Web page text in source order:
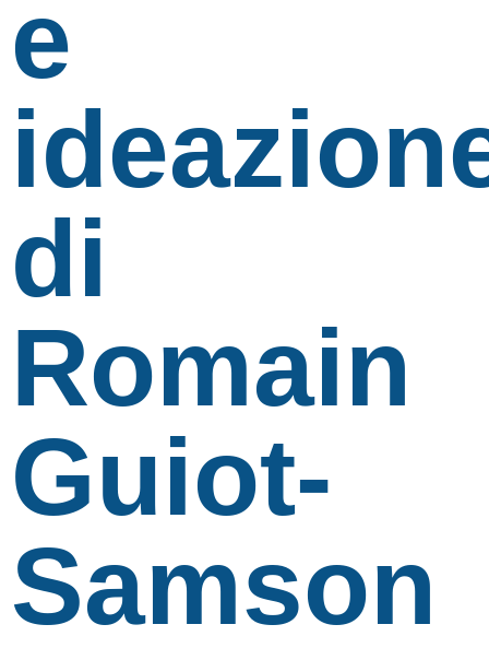
e
di
Romain
Guiot-
Samson